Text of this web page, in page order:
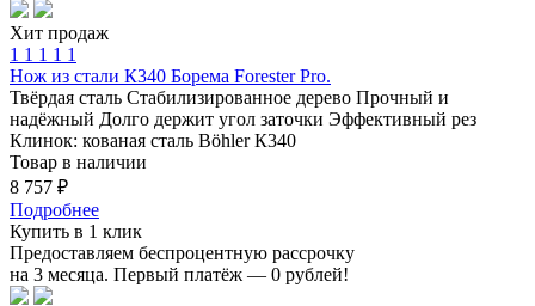
Хит продаж
1 1 1 1 1
Нож из стали К340 Борема Forester Pro.
Твёрдая сталь Стабилизированное дерево Прочный и
надёжный Долго держит угол заточки Эффективный рез
Клинок: кованая сталь Böhler К340
Товар в наличии
8 757 ₽
Подробнее
Купить в 1 клик
Предоставляем беспроцентную рассрочку
на 3 месяца. Первый платёж — 0 рублей!